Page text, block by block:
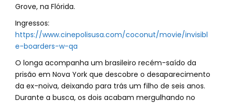
Grove, na Flórida.
Ingressos:
https://www.cinepolisusa.com/coconut/movie/invisibl
e-boarders-w-qa
O longa acompanha um brasileiro recém-saído da
prisão em Nova York que descobre o desaparecimento
da ex-noiva, deixando para trás um filho de seis anos.
Durante a busca, os dois acabam mergulhando no